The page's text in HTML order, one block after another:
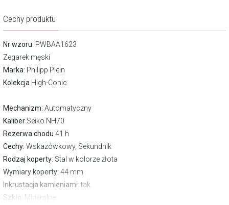
Cechy produktu
Nr wzoru: PWBAA1623
Zegarek męski
Marka: Philipp Plein
Kolekcja High-Conic
Mechanizm: Automatyczny
Kaliber Seiko NH70
Rezerwa chodu 41 h
Cechy: Wskazówkowy, Sekundnik
Rodzaj koperty: Stal w kolorze złota
Wymiary koperty: 44 mm
Inkrustacja kamieniami: tak
Szkło : Mineralne